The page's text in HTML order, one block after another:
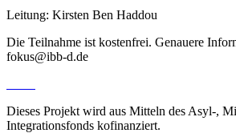
Leitung: Kirsten Ben Haddou
Die Teilnahme ist kostenfrei. Genauere
fokus@ibb-d.de
Dieses Projekt wird aus Mitteln des Asyl-,
Integrationsfonds kofinanziert.